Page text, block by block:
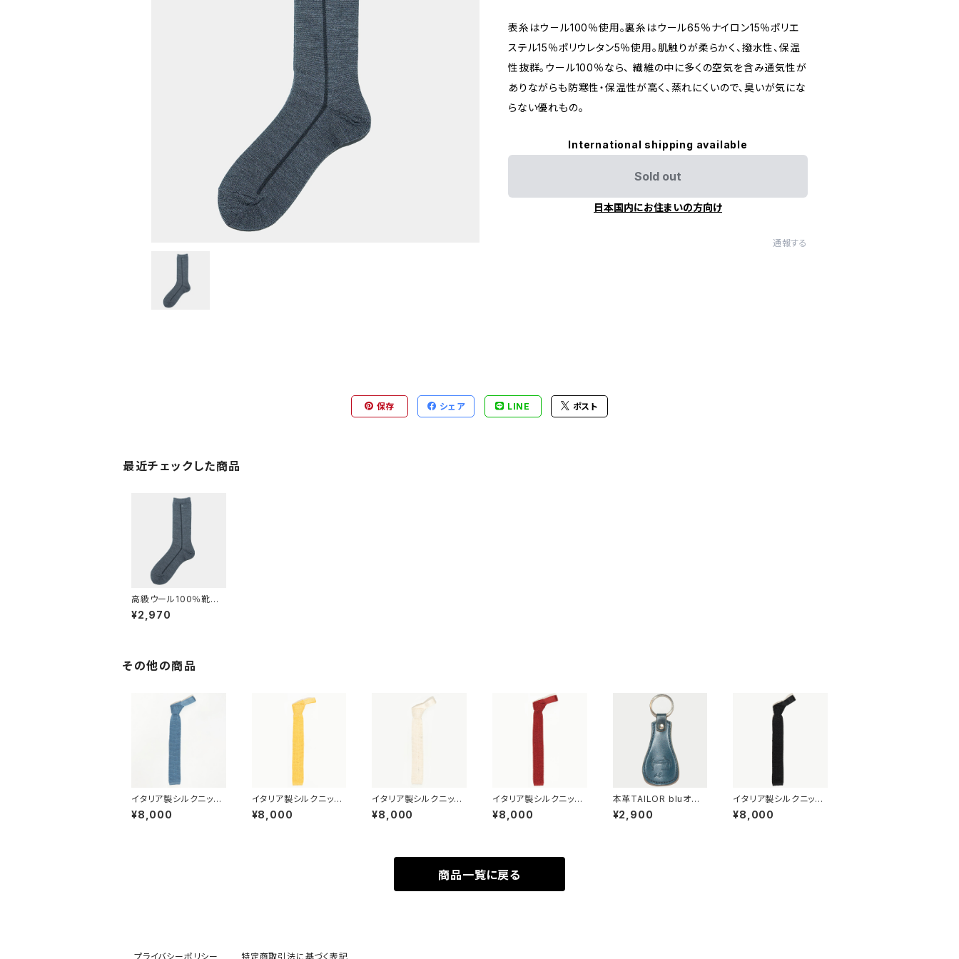
表糸はウ－ル100％使用。裏糸はウール65％ナイロン15％ポリエ
ステル15％ポリウレタン5％使用。肌触りが柔らかく、撥水性、保温
性抜群。ウール100％なら、 繊維の中に多くの空気を含み通気性が
ありながらも防寒性・保温性が高く、蒸れにくいので、臭いが気にな
らない優れもの。
International shipping available
Sold out
日本国内にお住まいの方向け
通報する
保存 シェア LINE ポスト
最近チェックした商品
高級ウール100％靴下
(サイドライン入）グレ－
¥2,970
その他の商品
イタリア製シルクニット
タイ(サックス)
¥8,000
イタリア製シルクニット
タイ(イエロー)
¥8,000
イタリア製シルクニット
タイ(オフホワイト)
¥8,000
イタリア製シルクニット
タイ(レッド)
¥8,000
本革TAILOR bluオリ
ジナル 靴ベラ(ネイビ
ー)
¥2,900
イタリア製シルクニット
タイ(ブラック)
¥8,000
商品一覧に戻る
プライバシーポリシー 特定商取引法に基づく表記